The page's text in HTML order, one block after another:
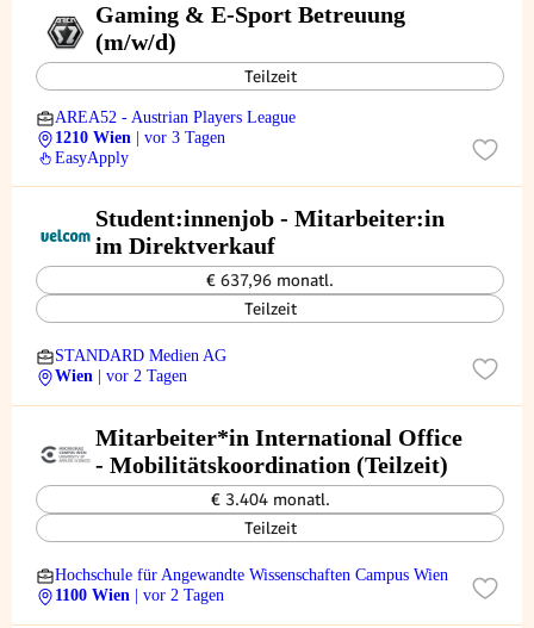
Gaming & E-Sport Betreuung
(m/w/d)
Teilzeit
AREA52 - Austrian Players League
1210 Wien
| vor 3 Tagen
EasyApply
Student:innenjob - Mitarbeiter:in
im Direktverkauf
€ 637,96 monatl.
Teilzeit
STANDARD Medien AG
Wien
| vor 2 Tagen
Mitarbeiter*in International Office
- Mobilitätskoordination (Teilzeit)
€ 3.404 monatl.
Teilzeit
Hochschule für Angewandte Wissenschaften Campus Wien
1100 Wien
| vor 2 Tagen